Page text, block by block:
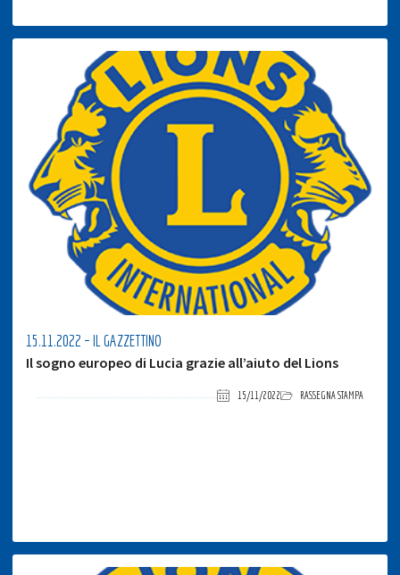
15.11.2022 – IL GAZZETTINO
Il sogno europeo di Lucia grazie all’aiuto del Lions
15/11/2022 RASSEGNA STAMPA